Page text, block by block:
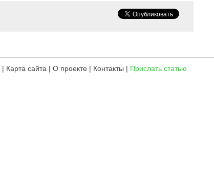
| Карта сайта | О проекте | Контакты | Прислать статью